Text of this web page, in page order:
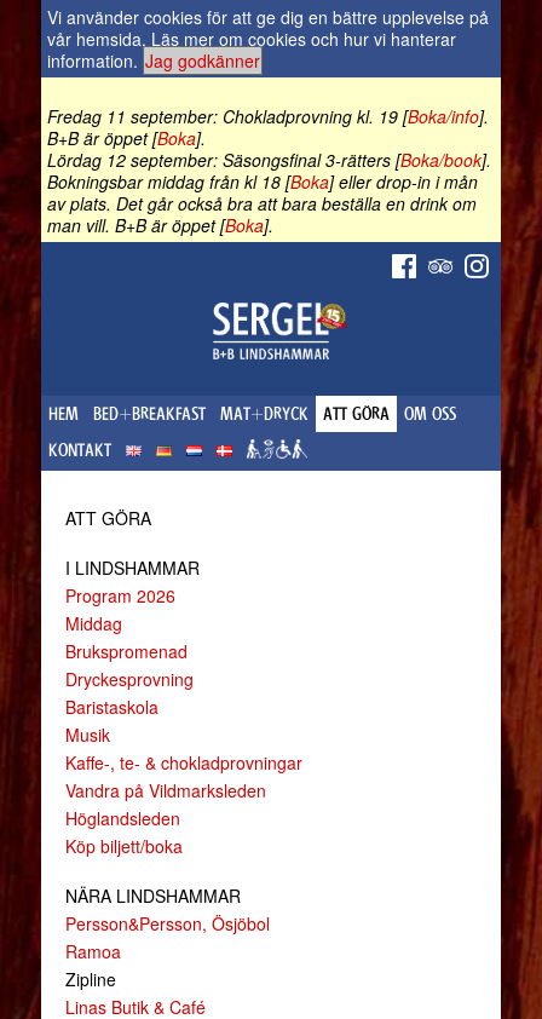
Vi använder cookies för att ge dig en bättre upplevelse på
vår hemsida. Läs mer om cookies och hur vi hanterar
information. Jag godkänner
Fredag 11 september: Chokladprovning kl. 19 [Boka/info].
B+B är öppet [Boka].
Lördag 12 september: Säsongsfinal 3-rätters [Boka/book].
Bokningsbar middag från kl 18 [Boka] eller drop-in i mån
av plats. Det går också bra att bara beställa en drink om
man vill. B+B är öppet [Boka].
HEM BED+BREAKFAST MAT+DRYCK ATT GÖRA
OM OSS
KONTAKT
ATT GÖRA
I LINDSHAMMAR
Program 2026
Middag
Brukspromenad
Dryckesprovning
Baristaskola
Musik
Kaffe-, te- & chokladprovningar
Vandra på Vildmarksleden
Höglandsleden
Köp biljett/boka
NÄRA LINDSHAMMAR
Persson&Persson, Ösjöbol
Ramoa
Zipline
Linas Butik & Café